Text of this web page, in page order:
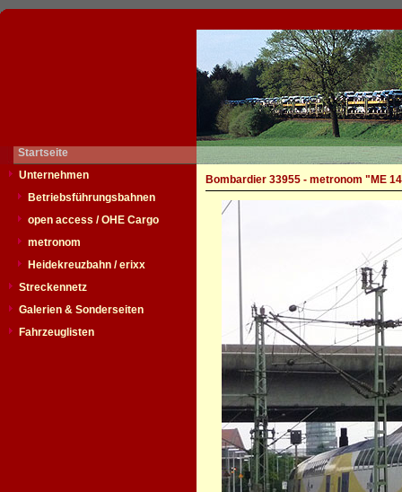
Startseite
Unternehmen
Betriebsführungsbahnen
open access / OHE Cargo
metronom
Heidekreuzbahn / erixx
Streckennetz
Galerien & Sonderseiten
Fahrzeuglisten
Bombardier 33955 - metronom "ME